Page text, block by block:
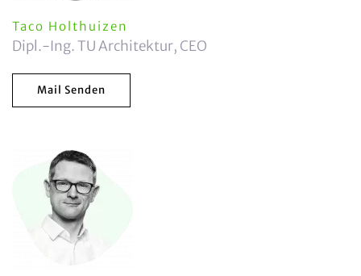
Taco Holthuizen
Dipl.-Ing. TU Architektur, CEO
Mail Senden